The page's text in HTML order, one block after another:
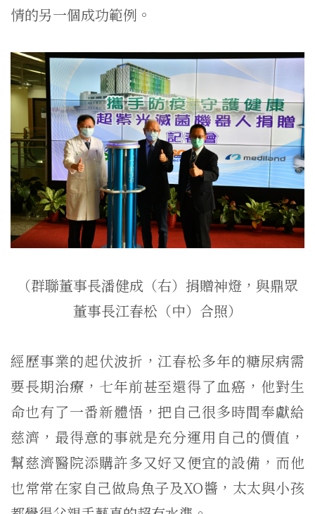
情的另一個成功範例。
（群聯董事長潘健成（右）捐贈神燈，與鼎眾
董事長江春松（中）合照）
經歷事業的起伏波折，江春松多年的糖尿病需
要長期治療，七年前甚至還得了血癌，他對生
命也有了一番新體悟，把自己很多時間奉獻給
慈濟，最得意的事就是充分運用自己的價值，
幫慈濟醫院添購許多又好又便宜的設備，而他
也常常在家自己做烏魚子及XO醬，太太與小孩